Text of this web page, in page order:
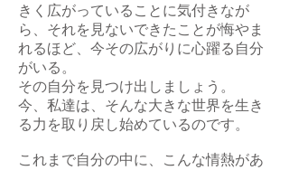
きく広がっていることに気付きなが
ら、それを見ないできたことが悔やま
れるほど、今その広がりに心躍る自分
がいる。
その自分を見つけ出しましょう。
今、私達は、そんな大きな世界を生き
る力を取り戻し始めているのです。
これまで自分の中に、こんな情熱があ